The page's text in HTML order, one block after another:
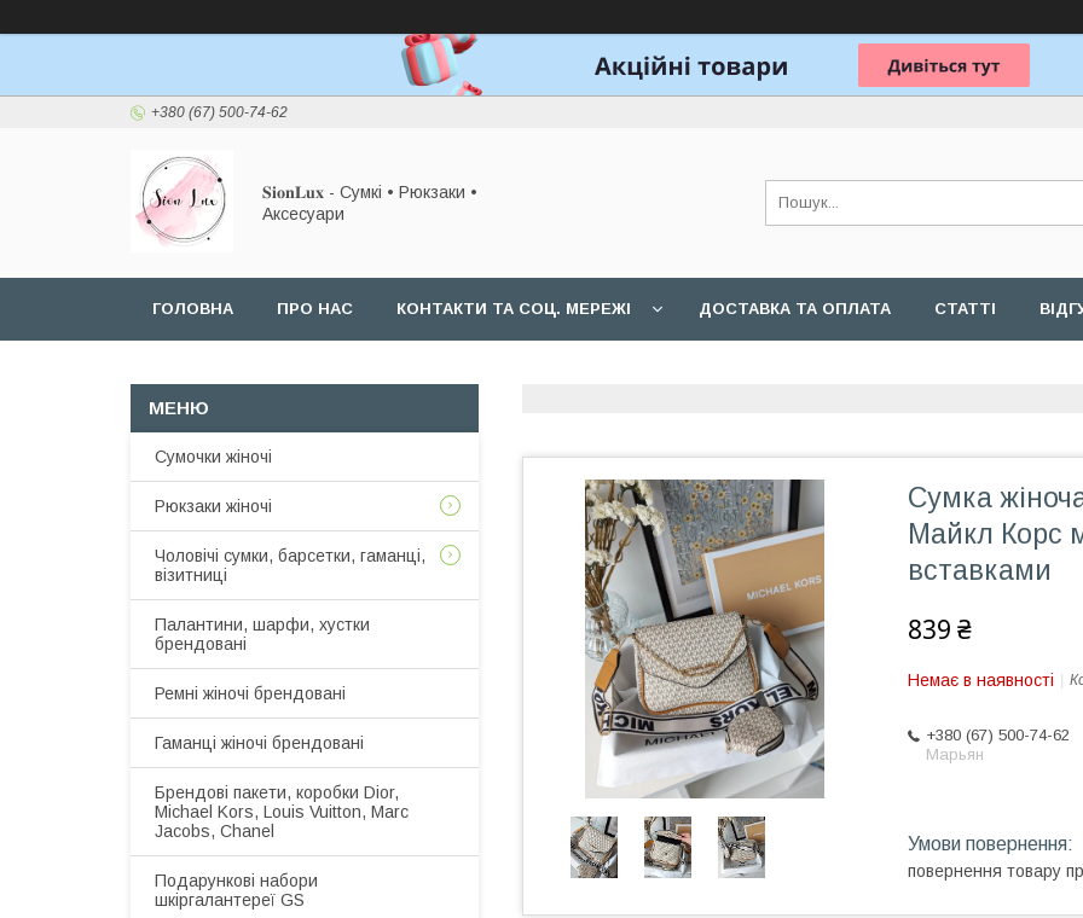
+380 (67) 500-74-62
𝐒𝐢𝐨𝐧𝐋𝐮𝐱 - Сумкі • Рюкзаки •
Аксесуари
ГОЛОВНА ПРО НАС КОНТАКТИ ТА СОЦ. МЕРЕЖІ ДОСТАВКА ТА ОПЛАТА СТАТТІ
Сумка
Майкл Корс
вставками
839 ₴
Немає в наявності
+380 (67) 500-74-62
Марьян
повернення товару
Сумочки жіночі
Рюкзаки жіночі
Чоловічі сумки, барсетки, гаманці,
візитниці
Палантини, шарфи, хустки
брендовані
Ремні жіночі брендовані
Гаманці жіночі брендовані
Брендові пакети, коробки Dior,
Michael Kors, Louis Vuitton, Marc
Jacobs, Chanel
Подарункові набори
шкіргалантереї GS